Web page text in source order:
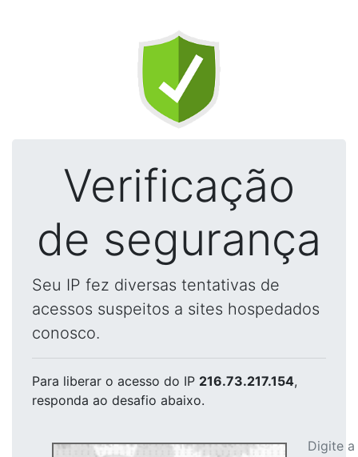
Verificação
de segurança
Seu IP fez diversas tentativas de
acessos suspeitos a sites hospedados
conosco.
Para liberar o acesso do IP 216.73.217.154,
responda ao desafio abaixo.
Digite